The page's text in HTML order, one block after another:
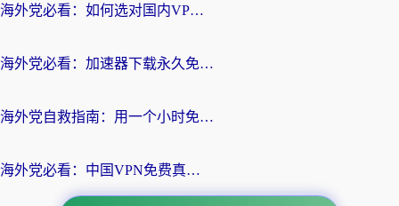
海外党必看：如何选对国内VPN，实现无缝访问国内资源？
海外党必看：加速器下载永久免费版真的存在吗？教你无缝访问国内资源的正确姿势
海外党自救指南：用一个小时免费加速器，轻松打破国内资源访问壁垒？
海外党必看：中国VPN免费真的靠谱吗？手把手教你选对回国加速器